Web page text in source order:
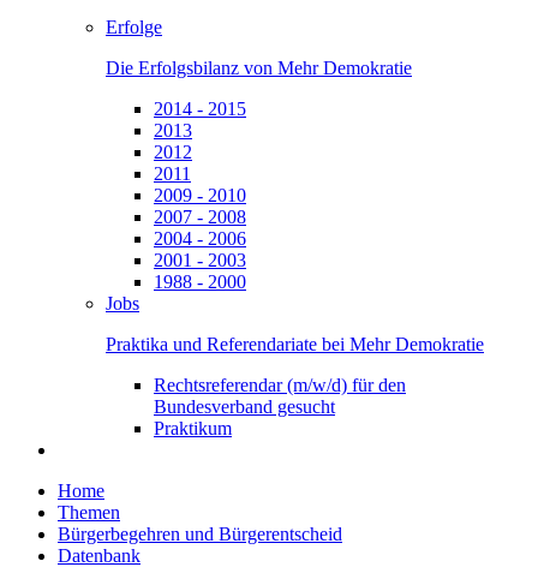
Erfolge
Die Erfolgsbilanz von Mehr Demokratie
2014 - 2015
2013
2012
2011
2009 - 2010
2007 - 2008
2004 - 2006
2001 - 2003
1988 - 2000
Jobs
Praktika und Referendariate bei Mehr Demokratie
Rechtsreferendar (m/w/d) für den
Bundesverband gesucht
Praktikum
Home
Themen
Bürgerbegehren und Bürgerentscheid
Datenbank